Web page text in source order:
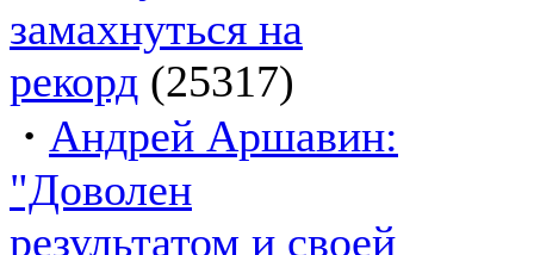
замахнуться на
рекорд (25317)
· Андрей Аршавин:
"Доволен
результатом и своей